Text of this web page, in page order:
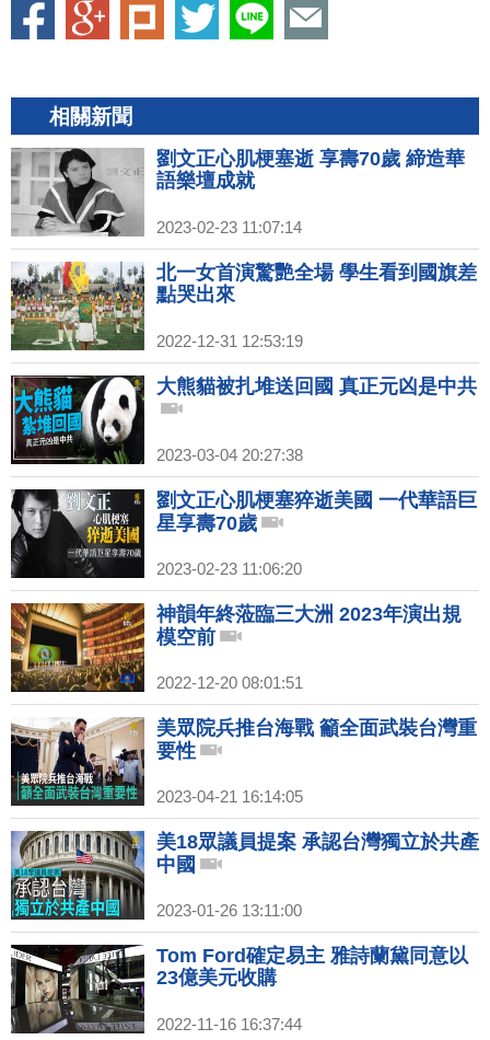
相關新聞
劉文正心肌梗塞逝 享壽70歲 締造華
語樂壇成就
2023-02-23 11:07:14
北一女首演驚艷全場 學生看到國旗差
點哭出來
2022-12-31 12:53:19
大熊貓被扎堆送回國 真正元凶是中共
2023-03-04 20:27:38
劉文正心肌梗塞猝逝美國 一代華語巨
星享壽70歲
2023-02-23 11:06:20
神韻年終蒞臨三大洲 2023年演出規
模空前
2022-12-20 08:01:51
美眾院兵推台海戰 籲全面武裝台灣重
要性
2023-04-21 16:14:05
美18眾議員提案 承認台灣獨立於共產
中國
2023-01-26 13:11:00
Tom Ford確定易主 雅詩蘭黛同意以
23億美元收購
2022-11-16 16:37:44